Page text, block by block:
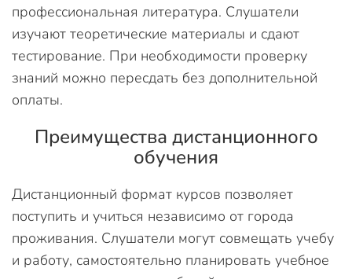
профессиональная литература. Слушатели
изучают теоретические материалы и сдают
тестирование. При необходимости проверку
знаний можно пересдать без дополнительной
оплаты.
Преимущества дистанционного
обучения
Дистанционный формат курсов позволяет
поступить и учиться независимо от города
проживания. Слушатели могут совмещать учебу
и работу, самостоятельно планировать учебное